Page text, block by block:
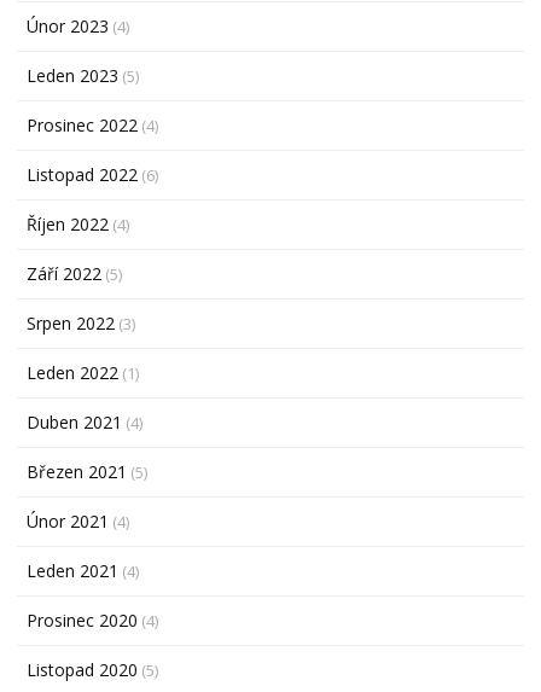
Únor 2023 (4)
Leden 2023 (5)
Prosinec 2022 (4)
Listopad 2022 (6)
Říjen 2022 (4)
Září 2022 (5)
Srpen 2022 (3)
Leden 2022 (1)
Duben 2021 (4)
Březen 2021 (5)
Únor 2021 (4)
Leden 2021 (4)
Prosinec 2020 (4)
Listopad 2020 (5)